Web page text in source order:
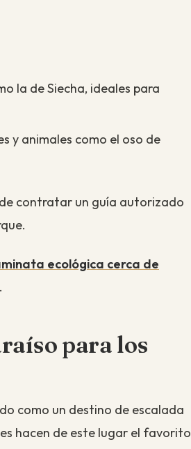
la de Siecha, ideales para
y animales como el oso de
contratar un guía autorizado
ecológica cerca de
para los
como un destino de escalada
hacen de este lugar el favorito